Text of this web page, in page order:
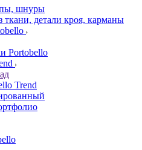
шнуры
ткани, детали кроя, карманы
Portobello
Trend